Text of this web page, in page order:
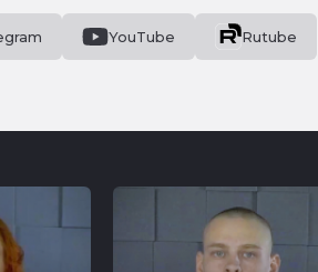
YouTube Rutube